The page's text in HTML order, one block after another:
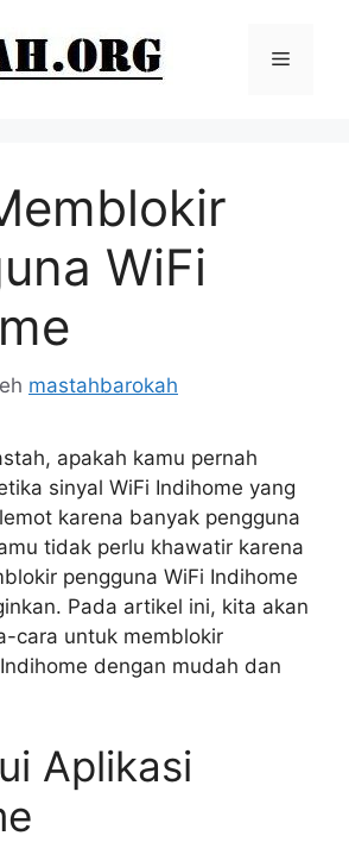
Menu
WiFi
mastahbarokah
apakah kamu pernah
sinyal WiFi Indihome yang
karena banyak pengguna
tidak perlu khawatir karena
pengguna WiFi Indihome
Pada artikel ini, kita akan
cara untuk memblokir
dengan mudah dan
Aplikasi